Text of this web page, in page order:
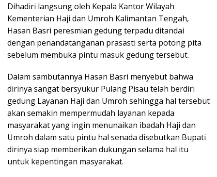
Dihadiri langsung oleh Kepala Kantor Wilayah
Kementerian Haji dan Umroh Kalimantan Tengah,
Hasan Basri peresmian gedung terpadu ditandai
dengan penandatanganan prasasti serta potong pita
sebelum membuka pintu masuk gedung tersebut.
Dalam sambutannya Hasan Basri menyebut bahwa
dirinya sangat bersyukur Pulang Pisau telah berdiri
gedung Layanan Haji dan Umroh sehingga hal tersebut
akan semakin mempermudah layanan kepada
masyarakat yang ingin menunaikan ibadah Haji dan
Umroh dalam satu pintu hal senada disebutkan Bupati
dirinya siap memberikan dukungan selama hal itu
untuk kepentingan masyarakat.